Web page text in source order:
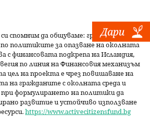
спомним даобщуваме: граждани и
политиките за опазване на околната
с финансовата подкрепа на Исландия,
по линия на Финансовия механизъм
цел на проекта е чрез повишаване на
на гражданите с околната среда и
формулирането на политики да
развитие и устойчиво използване
https://www.activecitizensfund.bg